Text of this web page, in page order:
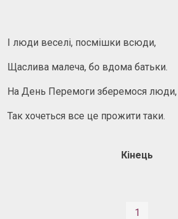
І люди веселі, посмішки всюди,
Щаслива малеча, бо вдома батьки.
На День Перемоги зберемося люди,
Так хочеться все це прожити таки.
Кінець
1